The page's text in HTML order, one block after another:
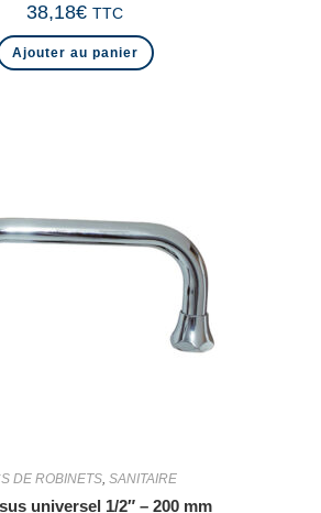
38,18€ TTC
Ajouter au panier
DE ROBINETS, SANITAIRE
universel 1/2″ – 200 mm